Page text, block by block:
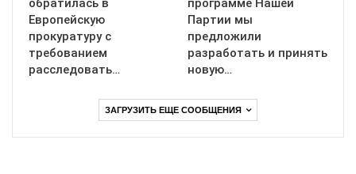
обратилась в
Европейскую
прокуратуру с
требованием
расследовать…
программе Нашей
Партии мы
предложили
разработать и принять
новую…
ЗАГРУЗИТЬ ЕЩЕ СООБЩЕНИЯ